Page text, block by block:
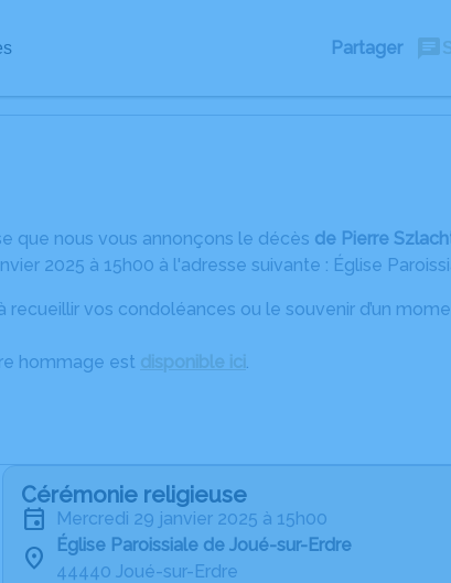
Partager
que nous vous annonçons le décès de Pierre
2025 à 15h00 à l'adresse suivante : Église
vos condoléances ou le souvenir d’un
hommage est disponible ici .
Cérémonie religieuse
mercredi 29 janvier 2025 à 15h00
Église Paroissiale de Joué-sur-Erdre
44440 Joué-sur-Erdre